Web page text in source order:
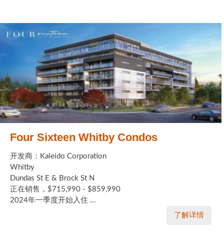
Four Sixteen Whitby Condos
开发商：Kaleido Corporation
Whitby
Dundas St E & Brock St N
正在销售，$715,990 - $859,990
2024年一季度开始入住 ...
了解详情